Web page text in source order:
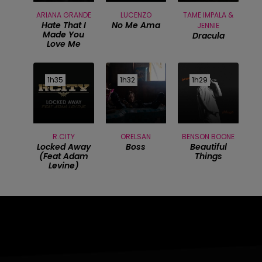
ARIANA GRANDE
Hate That I
Made You
Love Me
LUCENZO
No Me Ama
TAME IMPALA &
JENNIE
Dracula
1h35
1h35
R.CITY
Locked Away
(feat Adam
Levine)
1h32
1h32
ORELSAN
Boss
1h29
1h29
BENSON BOONE
Beautiful
Things